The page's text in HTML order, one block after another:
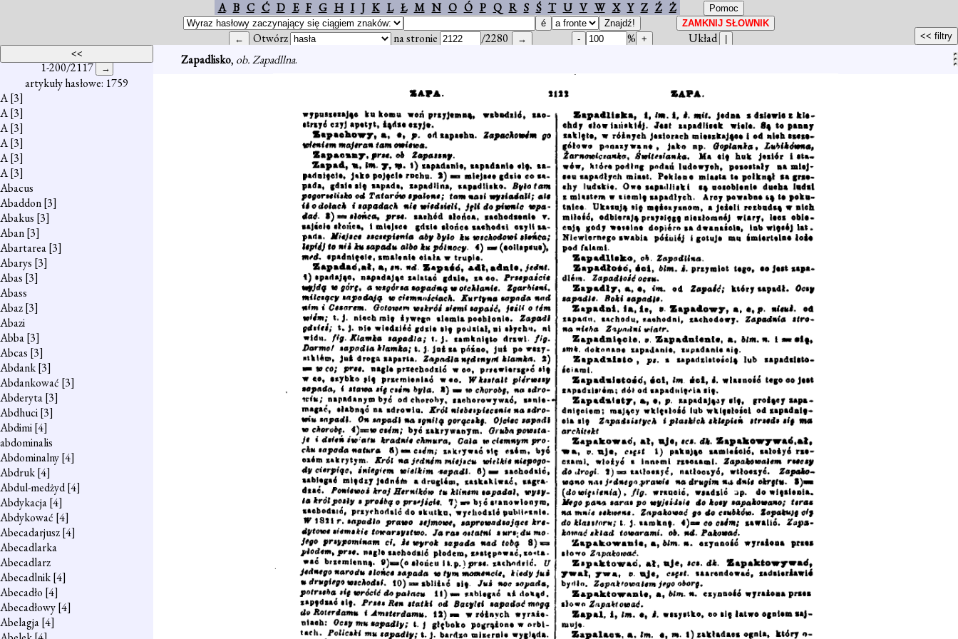
A B C Ć D E F G H I J K L Ł M N O Ó P Q R S Ś T U V W X Y Z Ź Ż
Otwórz na stronie /2280 %
Układ
1-200/2117
artykuły hasłowe: 1759
A[3]
A[3]
A[3]
A[3]
A[3]
A[3]
Abacus
Abaddon[3]
Abakus [3]
Aban[3]
Abartarea[3]
Abarys [3]
Abas [3]
Abass
Abaz[3]
Abazi
Abba[3]
Abcas [3]
Abdank[3]
Abdankować [3]
Abderyta[3]
Abdhuci[3]
Abdimi[4]
abdominalis
Abdominalny[4]
Abdruk[4]
Abdul-medżyd[4]
Abdykacja[4]
Abdykować [4]
Abecadarjusz[4]
Abecadlarka
Abecadlarz
Abecadlnik[4]
Abecadło [4]
Abecadłowy[4]
Abelagja[4]
Zapadlisko, ob. Zapadllna.